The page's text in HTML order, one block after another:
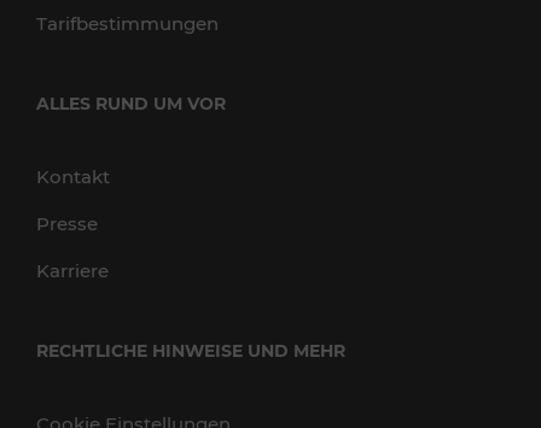
Tarifbestimmungen
ALLES RUND UM VOR
Kontakt
Presse
Karriere
RECHTLICHE HINWEISE UND MEHR